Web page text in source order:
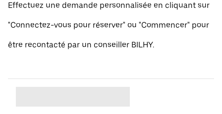
Effectuez une demande personnalisée en cliquant sur
"Connectez-vous pour réserver" ou "Commencer" pour
être recontacté par un conseiller BILHY.